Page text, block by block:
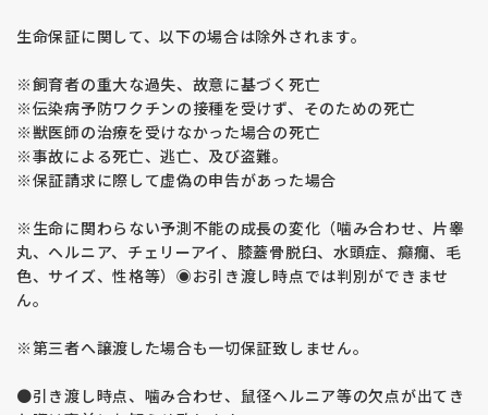
生命保証に関して、以下の場合は除外されます。
※飼育者の重大な過失、故意に基づく死亡
※伝染病予防ワクチンの接種を受けず、そのための死亡
※獣医師の治療を受けなかった場合の死亡
※事故による死亡、逃亡、及び盗難。
※保証請求に際して虚偽の申告があった場合
※生命に関わらない予測不能の成長の変化（噛み合わせ、片睾
丸、ヘルニア、チェリーアイ、膝蓋骨脱臼、水頭症、癲癇、毛
色、サイズ、性格等）◉お引き渡し時点では判別ができませ
ん。
※第三者へ譲渡した場合も一切保証致しません。
●引き渡し時点、噛み合わせ、鼠径ヘルニア等の欠点が出てき